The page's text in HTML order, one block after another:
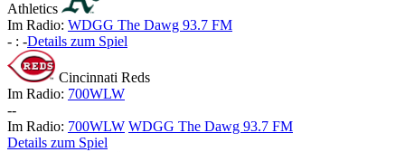
Athletics
Im Radio: WDGG The Dawg 93.7 FM
- : -Details zum Spiel
Cincinnati Reds
Im Radio: 700WLW
--
Im Radio: 700WLW WDGG The Dawg 93.7 FM
Details zum Spiel